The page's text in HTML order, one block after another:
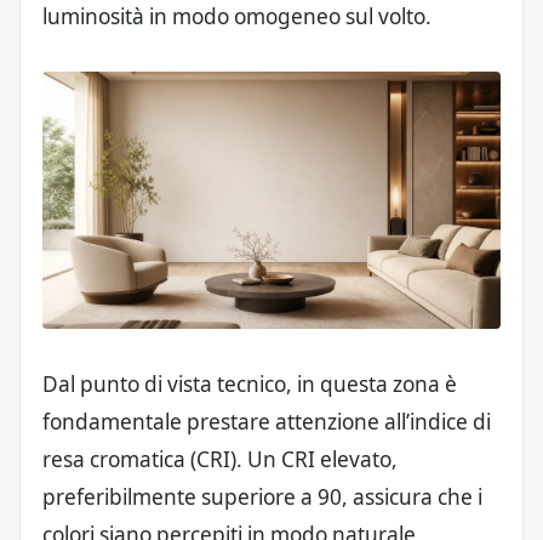
luminosità in modo omogeneo sul volto.
Dal punto di vista tecnico, in questa zona è
fondamentale prestare attenzione all’indice di
resa cromatica (CRI). Un CRI elevato,
preferibilmente superiore a 90, assicura che i